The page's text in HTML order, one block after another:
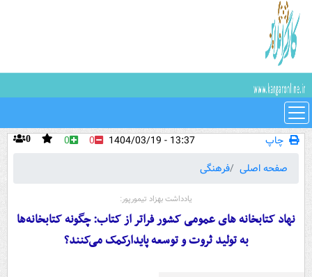
چاپ 0 0 0
13:37 - 1404/03/19
صفحه اصلی
فرهنگی
یادداشت بهزاد تیمورپور:
نهاد کتابخانه های عمومی کشور فراتر از کتاب: چگونه کتابخانه‌ها
به تولید ثروت و توسعه پایدارکمک می‌کنند؟